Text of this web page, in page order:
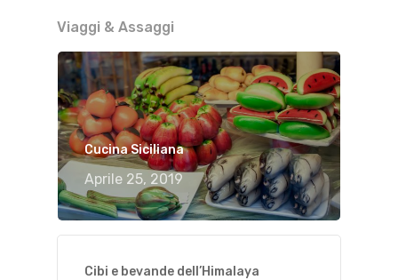
Viaggi & Assaggi
Cucina Siciliana
Aprile 25, 2019
Cibi e bevande dell’Himalaya